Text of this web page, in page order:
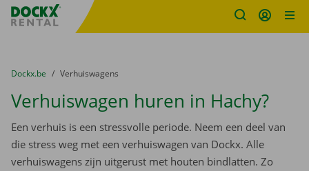
Fratello DEMO
U bevindt zich hier:
van
Dockx.be naar
Verhuiswagens
Verhuiswagen huren in Hachy?
Een verhuis is een stressvolle periode. Neem een deel van
die stress weg met een verhuiswagen van Dockx. Alle
verhuiswagens zijn uitgerust met houten bindlatten. Zo